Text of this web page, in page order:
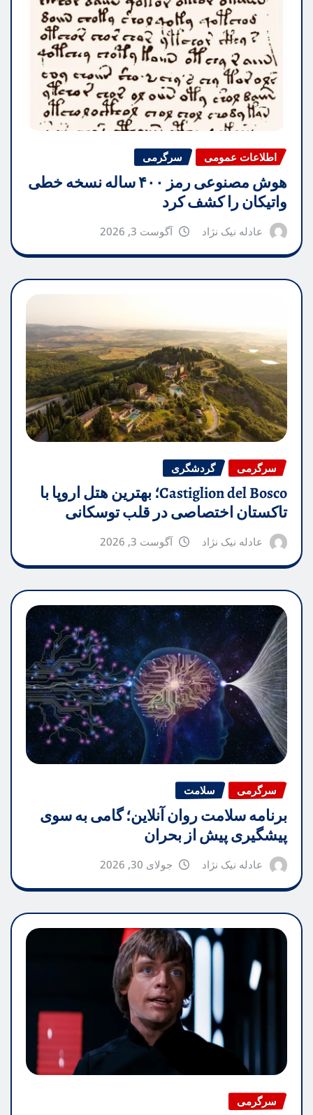
اطلاعات عمومی سرگرمی
هوش مصنوعی رمز ۴۰۰ ساله نسخه خطی
واتیکان را کشف کرد
عادله نیک نژاد آگوست 3, 2026
سرگرمی گردشگری
Castiglion del Bosco؛ بهترین هتل اروپا با
تاکستان اختصاصی در قلب توسکانی
عادله نیک نژاد آگوست 3, 2026
سرگرمی سلامت
برنامه سلامت روان آنلاین؛ گامی به سوی
پیشگیری پیش از بحران
عادله نیک نژاد جولای 30, 2026
سرگرمی